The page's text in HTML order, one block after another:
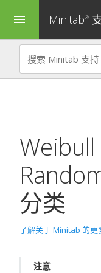
menu Minitab®
分类
了解关于 Minitab 的更
注意